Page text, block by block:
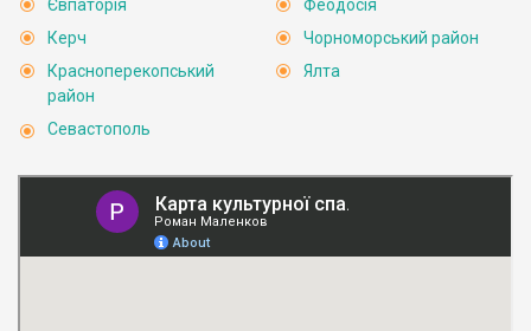
Євпаторія
Керч
Красноперекопський
район
Севастополь
Феодосія
Чорноморський район
Ялта